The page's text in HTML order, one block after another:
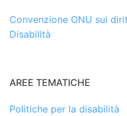
Convenzione ONU sui
Disabilità
AREE TEMATICHE
Politiche per la disabilità